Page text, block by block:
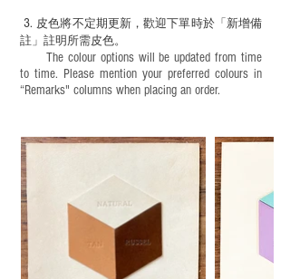
3. 皮色將不定期更新，歡迎下單時於「新增備
註」註明 所需皮色。
The colour options will be updated from time
to time. Please mention your preferred colours in
“Remarks" columns when placing an order.